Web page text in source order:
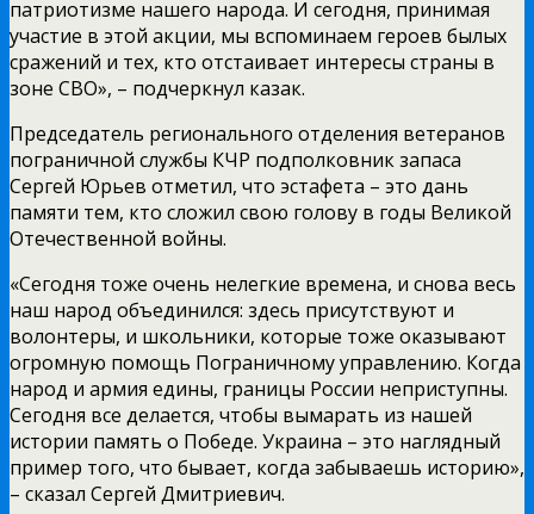
патриотизме нашего народа. И сегодня, принимая
участие в этой акции, мы вспоминаем героев былых
сражений и тех, кто отстаивает интересы страны в
зоне СВО», – подчеркнул казак.
Председатель регионального отделения ветеранов
пограничной службы КЧР подполковник запаса
Сергей Юрьев отметил, что эстафета – это дань
памяти тем, кто сложил свою голову в годы Великой
Отечественной войны.
«Сегодня тоже очень нелегкие времена, и снова весь
наш народ объединился: здесь присутствуют и
волонтеры, и школьники, которые тоже оказывают
огромную помощь Пограничному управлению. Когда
народ и армия едины, границы России неприступны.
Сегодня все делается, чтобы вымарать из нашей
истории память о Победе. Украина – это наглядный
пример того, что бывает, когда забываешь историю»,
– сказал Сергей Дмитриевич.